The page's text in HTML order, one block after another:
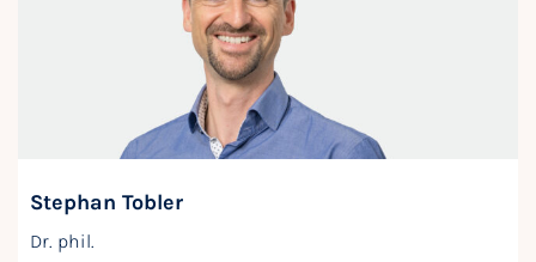
Stephan Tobler
Dr. phil.